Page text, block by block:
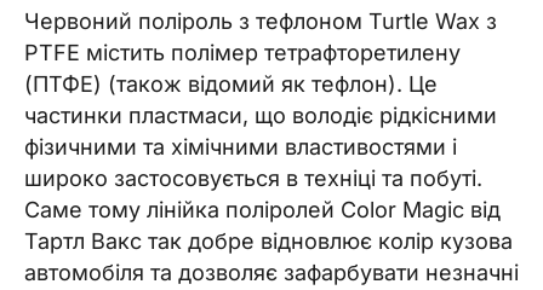
Червоний поліроль з тефлоном Turtle Wax з
PTFE містить полімер тетрафторетилену
(ПТФЕ) (також відомий як тефлон). Це
частинки пластмаси, що володіє рідкісними
фізичними та хімічними властивостями і
широко застосовується в техніці та побуті.
Саме тому лінійка поліролей Color Magic від
Тартл Вакс так добре відновлює колір кузова
автомобіля та дозволяє зафарбувати незначні